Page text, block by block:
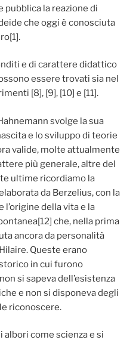
pubblica la reazione di
che oggi è conosciuta
e di carattere didattico
essere trovati sia nel
[8], [9], [10] e [11].
svolge la sua
e lo sviluppo di teorie
valide, molte attualmente
più generale, altre del
ultime ricordiamo la
da Berzelius, con la
l’origine della vita e la
che, nella prima
ancora da personalità
Queste erano
in cui furono
si sapeva dell’esistenza
e non si disponeva degli
riconoscere.
albori come scienza e si